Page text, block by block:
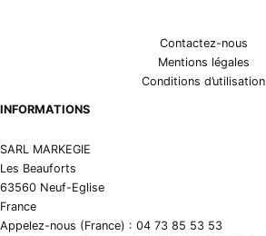
Contactez-nous
Mentions légales
Conditions d’utilisation
INFORMATIONS
SARL MARKEGIE
Les Beauforts
63560 Neuf-Eglise
France
Appelez-nous (France) : 04 73 85 53 53